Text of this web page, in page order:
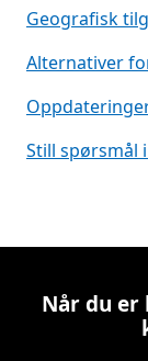
Geografisk
Alternativer
Still spørsmål
Når du